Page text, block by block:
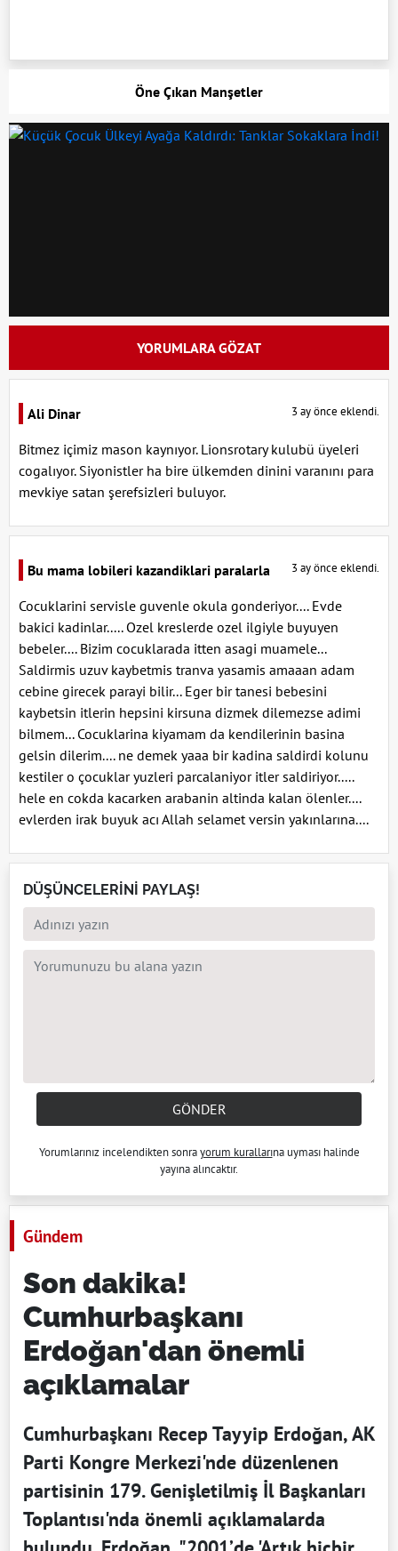
Öne Çıkan Manşetler
YORUMLARA GÖZAT
Ali Dinar 3 ay önce eklendi.
Bitmez içimiz mason kaynıyor. Lionsrotary kulubü üyeleri
cogalıyor. Siyonistler ha bire ülkemden dinini varanını para
mevkiye satan şerefsizleri buluyor.
Bu mama lobileri kazandiklari paralarla 3 ay önce eklendi.
Cocuklarini servisle guvenle okula gonderiyor.... Evde
bakici kadinlar..... Ozel kreslerde ozel ilgiyle buyuyen
bebeler.... Bizim cocuklarada itten asagi muamele...
Saldirmis uzuv kaybetmis tranva yasamis amaaan adam
cebine girecek parayi bilir... Eger bir tanesi bebesini
kaybetsin itlerin hepsini kirsuna dizmek dilemezse adimi
bilmem... Cocuklarina kiyamam da kendilerinin basina
gelsin dilerim.... ne demek yaaa bir kadina saldirdi kolunu
kestiler o çocuklar yuzleri parcalaniyor itler saldiriyor.....
hele en cokda kacarken arabanin altinda kalan ölenler....
evlerden irak buyuk acı Allah selamet versin yakınlarına....
DÜŞÜNCELERİNİ PAYLAŞ!
GÖNDER
Yorumlarınız incelendikten sonrayorum kurallarına uyması halinde
yayına alıncaktır.
Gündem
Son dakika!
Cumhurbaşkanı
Erdoğan'dan önemli
açıklamalar
Cumhurbaşkanı Recep Tayyip Erdoğan, AK
Parti Kongre Merkezi'nde düzenlenen
partisinin 179. Genişletilmiş İl Başkanları
Toplantısı'nda önemli açıklamalarda